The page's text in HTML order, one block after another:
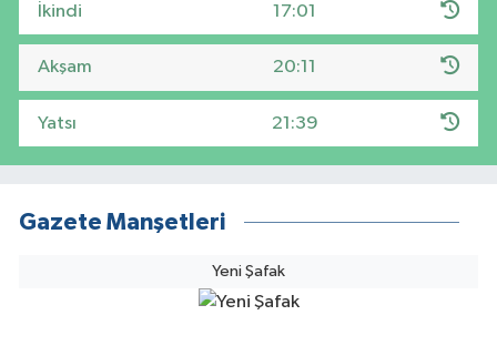
İkindi 17:01
Akşam 20:11
Yatsı 21:39
Gazete Manşetleri
Yeni Şafak